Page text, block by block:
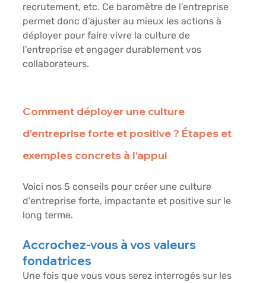
recrutement, etc. Ce baromètre de l’entreprise
permet donc d’ajuster au mieux les actions à
déployer pour faire vivre la culture de
l’entreprise et engager durablement vos
collaborateurs.
Comment déployer une culture
d’entreprise forte et positive ? Étapes et
exemples concrets à l’appui
Voici nos 5 conseils pour créer une culture
d’entreprise forte, impactante et positive sur le
long terme.
Accrochez-vous à vos valeurs
fondatrices
Une fois que vous vous serez interrogés sur les